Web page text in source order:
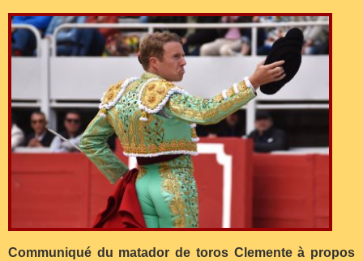
Communiqué du matador de toros Clemente à propos